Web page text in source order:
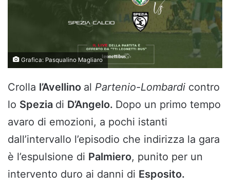
Grafica: Pasqualino Magliaro
Crolla l’Avellino al Partenio-Lombardi contro
lo Spezia di D’Angelo. Dopo un primo tempo
avaro di emozioni, a pochi istanti
dall’intervallo l’episodio che indirizza la gara
è l’espulsione di Palmiero, punito per un
intervento duro ai danni di Esposito.